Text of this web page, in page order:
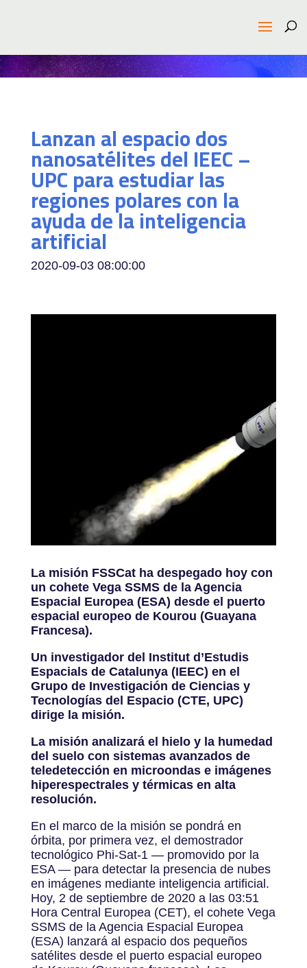
Lanzan al espacio dos
nanosatélites del IEEC –
UPC para estudiar las
regiones polares con la
ayuda de la inteligencia
artificial
2020-09-03 08:00:00
La misión FSSCat ha despegado hoy con
un cohete Vega SSMS de la Agencia
Espacial Europea (ESA) desde el puerto
espacial europeo de Kourou (Guayana
Francesa).
Un investigador del Institut d’Estudis
Espacials de Catalunya (IEEC) en el
Grupo de Investigación de Ciencias y
Tecnologías del Espacio (CTE, UPC)
dirige la misión.
La misión analizará el hielo y la humedad
del suelo con sistemas avanzados de
teledetección en microondas e imágenes
hiperespectrales y térmicas en alta
resolución.
En el marco de la misión se pondrá en
órbita, por primera vez, el demostrador
tecnológico Phi-Sat-1 — promovido por la
ESA — para detectar la presencia de nubes
en imágenes mediante inteligencia artificial.
Hoy, 2 de septiembre de 2020 a las 03:51
Hora Central Europea (CET), el cohete Vega
SSMS de la Agencia Espacial Europea
(ESA) lanzará al espacio dos pequeños
satélites desde el puerto espacial europeo